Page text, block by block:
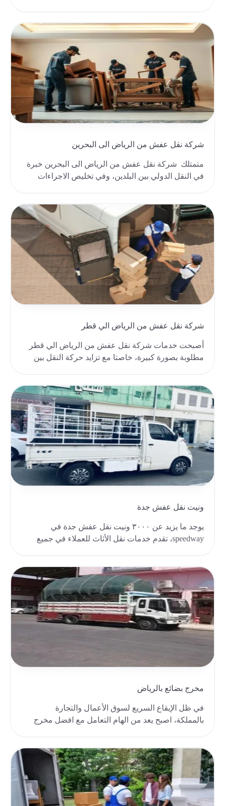
شركة نقل عفش من الرياض الى البحرين
متمتلك شركة نقل عفش من الرياض الى البحرين خبرة
في النقل الدولي بين البلدين، وفي تخليص الاجراءات
شركة نقل عفش من الرياض الي قطر
أصبحت خدمات شركة نقل عفش من الرياض الي قطر
مطلوبة بصورة كبيرة، خاصتا مع تزايد حركة النقل بين
ونيت نقل عفش جدة
يوجد ما يزيد عن ٣٠٠٠ ونيت نقل عفش جدة في
speedway، تقدم خدمات نقل الأثاث للعملاء في جميع
مخرج بضائع بالرياض
في ظل الإيقاع السريع لسوق الأعمال والتجارة
بالمملكة، اصبح يعد من الهام التعامل مع افضل مخرج